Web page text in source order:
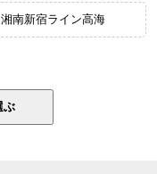
湘南新宿ライン高海